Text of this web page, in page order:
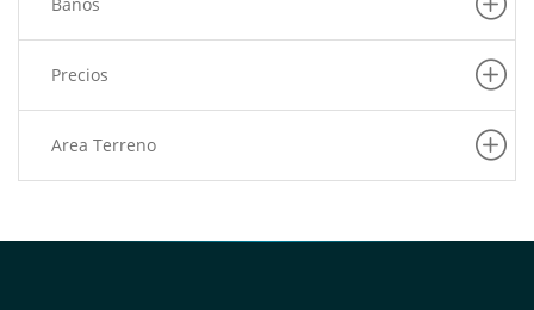
Jesus Maria
La Molina
Precios
Area Terreno